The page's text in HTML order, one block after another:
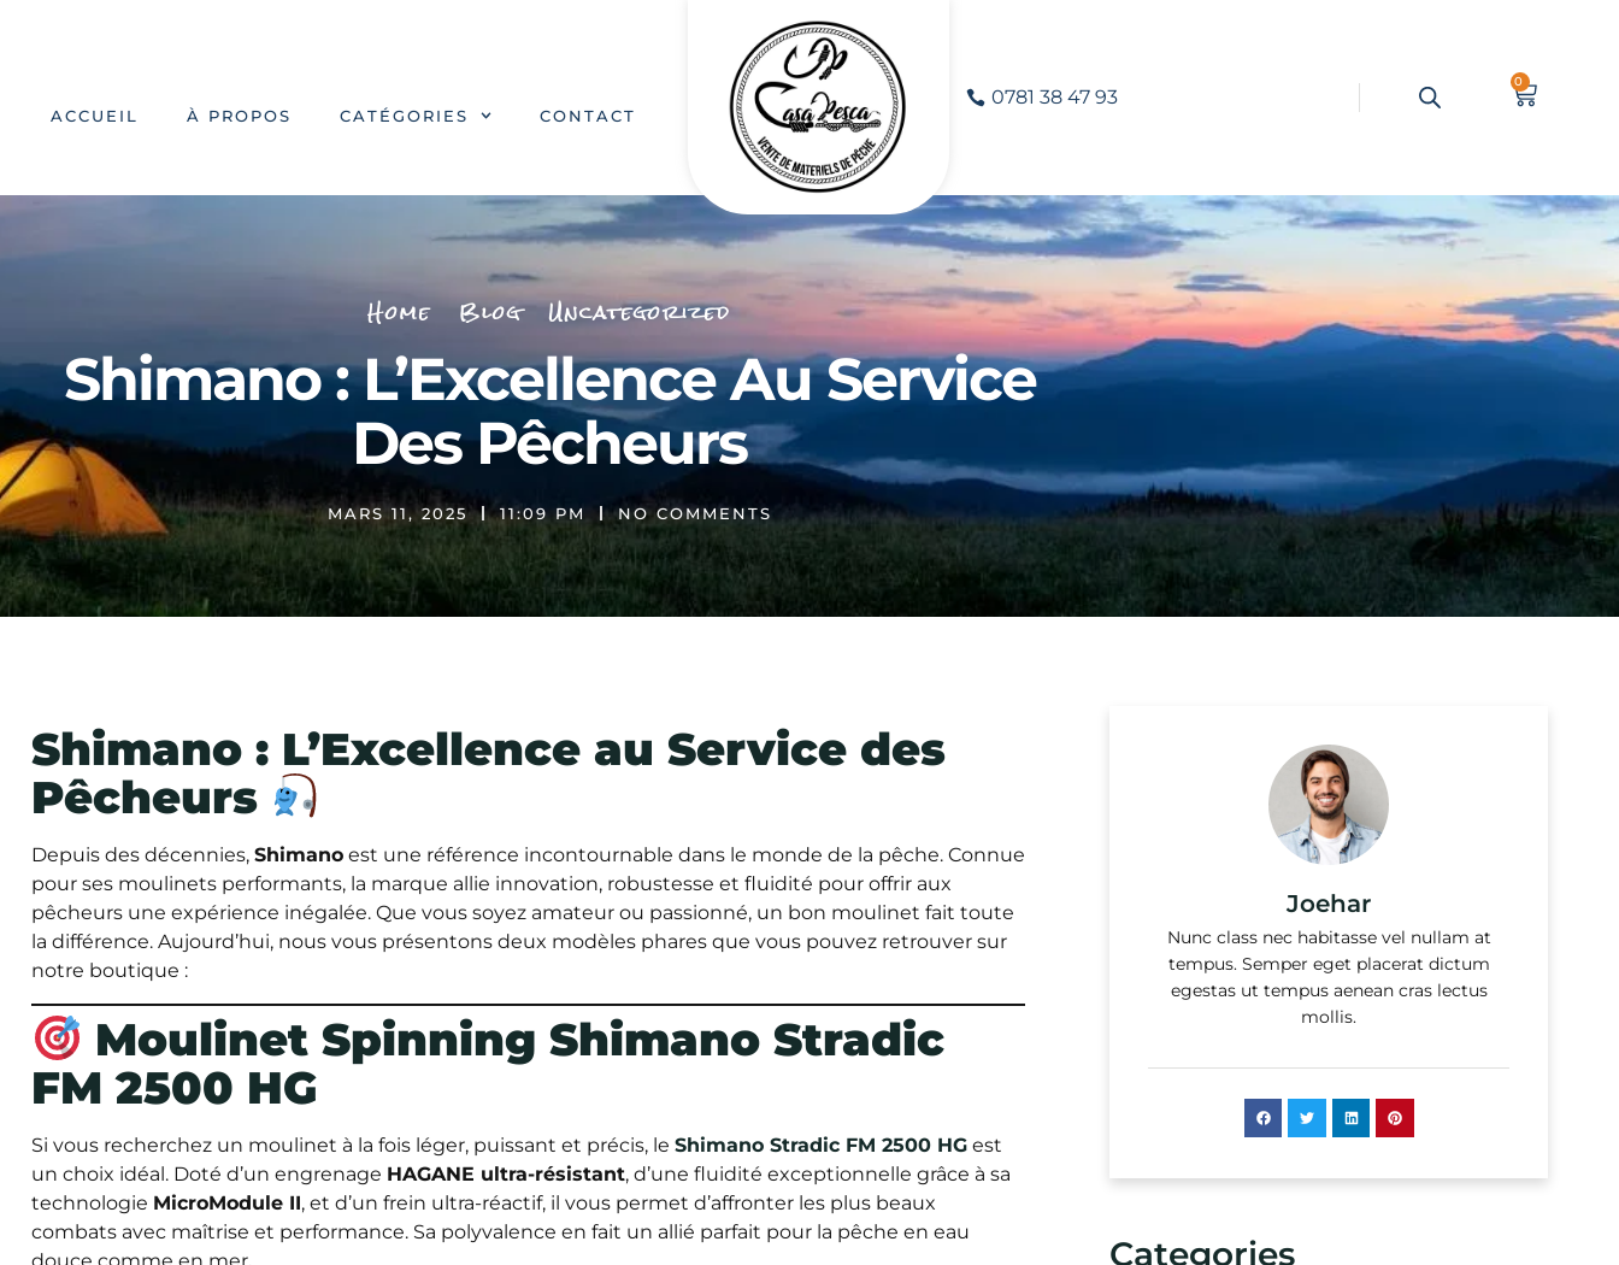
ACCUEIL À PROPOS CATÉGORIES CONTACT
0781 38 47 93
0
Home Blog Uncategorized
Shimano : L’Excellence Au Service
Des Pêcheurs
MARS 11, 2025 11:09 PM NO COMMENTS
Shimano : L’Excellence au Service des
Pêcheurs
Depuis des décennies, Shimano est une référence incontournable dans le monde de la pêche. Connue
pour ses moulinets performants, la marque allie innovation, robustesse et fluidité pour offrir aux
pêcheurs une expérience inégalée. Que vous soyez amateur ou passionné, un bon moulinet fait toute
la différence. Aujourd’hui, nous vous présentons deux modèles phares que vous pouvez retrouver sur
notre boutique :
Moulinet Spinning Shimano Stradic
FM 2500 HG
Si vous recherchez un moulinet à la fois léger, puissant et précis, le Shimano Stradic FM 2500 HG est
un choix idéal. Doté d’un engrenage HAGANE ultra-résistant, d’une fluidité exceptionnelle grâce à sa
technologie MicroModule II, et d’un frein ultra-réactif, il vous permet d’affronter les plus beaux
combats avec maîtrise et performance. Sa polyvalence en fait un allié parfait pour la pêche en eau
Joehar
Nunc class nec habitasse vel nullam at
tempus. Semper eget placerat dictum
egestas ut tempus aenean cras lectus
mollis.
Categories